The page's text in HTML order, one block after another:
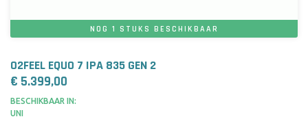
NOG 1 STUKS BESCHIKBAAR
O2FEEL EQUO 7 IPA 835 GEN 2
€ 5.399,00
BESCHIKBAAR IN:
UNI